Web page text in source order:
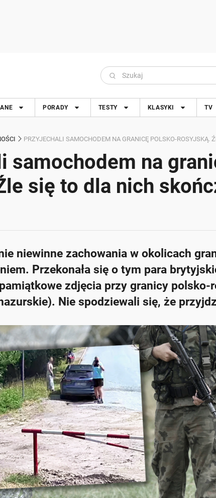
PORADY TESTY KLASYKI TV
PRZYJECHALI SAMOCHODEM NA GRANICĘ POLSKO-ROSYJSKĄ.
samochodem na
się to dla nich
niewinne zachowania w okolicach
Przekonała się o tym para
zdjęcia przy granicy polsko-
Nie spodziewali się, że